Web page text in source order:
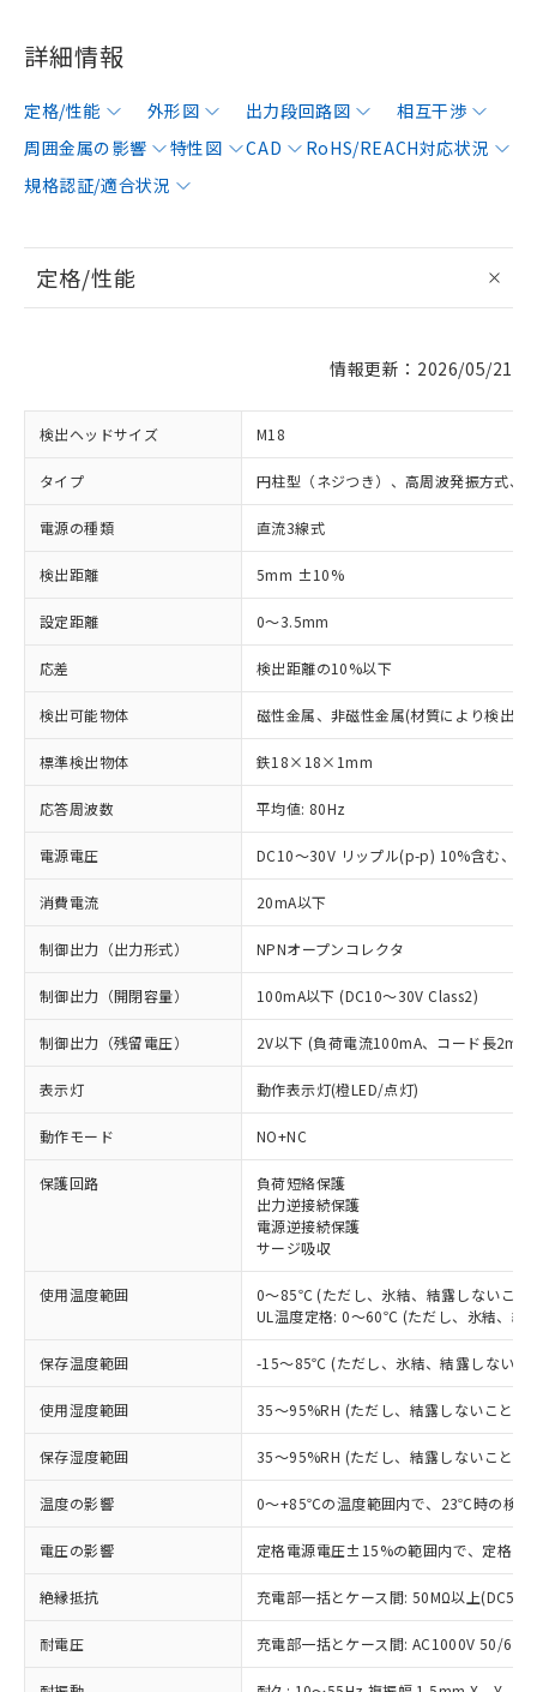
詳細情報
定格/性能 外形図 出力段回路図
相互干渉
周囲金属の影響
特性図 CAD
RoHS/REACH対応状況
規格認証/適合状況
定格/性能
情報更新：2026/05/21
検出ヘッドサイズ M18
タイプ 円柱型（ネジつき）、高周波発振方式、
電源の種類 直流3線式
検出距離 5mm ±10%
設定距離 0～3.5mm
応差 検出距離の10%以下
検出可能物体 磁性金属、非磁性金属(材質により検出距
標準検出物体 鉄18×18×1mm
応答周波数 平均値: 80Hz
電源電圧 DC10～30V リップル(p-p) 10%含む、
消費電流 20mA以下
制御出力（出力形式） NPNオープンコレクタ
制御出力（開閉容量） 100mA以下 (DC10～30V Class2)
制御出力（残留電圧） 2V以下 (負荷電流100mA、コード長2m時
表示灯 動作表示灯(橙LED/点灯)
動作モード NO+NC
保護回路
負荷短絡保護
出力逆接続保護
電源逆接続保護
サージ吸収
使用温度範囲
0～85℃ (ただし、氷結、結露しないこと)
UL温度定格: 0～60℃ (ただし、氷結、結
保存温度範囲 -15～85℃ (ただし、氷結、結露しないこ
使用湿度範囲 35～95%RH (ただし、結露しないこと)
保存湿度範囲 35～95%RH (ただし、結露しないこと)
温度の影響 0～+85℃の温度範囲内で、23℃時の検
電圧の影響 定格電源電圧±15%の範囲内で、定格電
絶縁抵抗 充電部一括とケース間: 50MΩ以上
耐電圧 充電部一括とケース間: AC1000V 50/
ご利用条件
以下の条件をお読みいただき、同意のうえ
ご利用ください。
本サービスは、当社制御機器事業取扱
商品の当社在庫状況および標準価格
(税抜)を提供させていただくもので
当社制御機器事業取扱商品の中には、
本サービスの対象外となる商品もある
ことをご了承ください。
在庫状況および標準価格照会結果は、
記載している更新日時点での社内デー
※1 対応状況
対応済み：EU RoHS指令（10物質）の
非含有に対応した製品が提供可能な商品で
対応予定：EU RoHS指令（10物質）の非含
有に対応した製品に切り替える予定のある
商品です。
対応予定なし：EU RoHS指令（10物質）の
非含有に非対応の商品で、対応品を出す予
調査・確認中：EU RoHS指令（10物質）の
非含有の対応状況を調査中または確認中の
商品です。
非該当品：ライセンス料など無形物で、有
害物質有無と関係のない商品です。
いたものが、含有品と判明した場合などや
むを得ず変更することがあります。
*EU RoHS指令（10物質）：
※1 中国RoHS○×表
「○」：最大均質材料含有率が中国RoHSの
基準値以下であることを示します。
「×」：最大均質材料含有率が中国RoHSの
基準値を超えていることを示します。
為替および外国貿易法に定める商品
（以下｢規制貨物等」という）を輸出